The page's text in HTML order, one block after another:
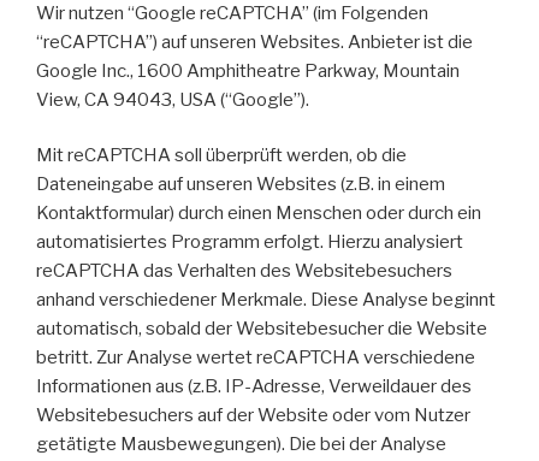
Wir nutzen “Google reCAPTCHA” (im Folgenden
“reCAPTCHA”) auf unseren Websites. Anbieter ist die
Google Inc., 1600 Amphitheatre Parkway, Mountain
View, CA 94043, USA (“Google”).
Mit reCAPTCHA soll überprüft werden, ob die
Dateneingabe auf unseren Websites (z.B. in einem
Kontaktformular) durch einen Menschen oder durch ein
automatisiertes Programm erfolgt. Hierzu analysiert
reCAPTCHA das Verhalten des Websitebesuchers
anhand verschiedener Merkmale. Diese Analyse beginnt
automatisch, sobald der Websitebesucher die Website
betritt. Zur Analyse wertet reCAPTCHA verschiedene
Informationen aus (z.B. IP-Adresse, Verweildauer des
Websitebesuchers auf der Website oder vom Nutzer
getätigte Mausbewegungen). Die bei der Analyse